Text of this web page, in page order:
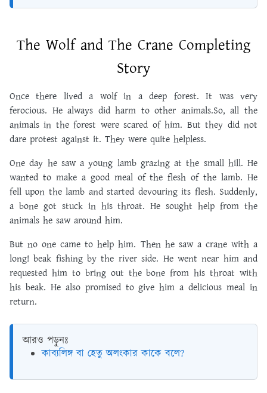
The Wolf and The Crane Completing
Story
Once there lived a wolf in a deep forest. It was very
ferocious. He always did harm to other animals.So, all the
animals in the forest were scared of him. But they did not
dare protest against it. They were quite helpless.
One day he saw a young lamb grazing at the small hill. He
wanted to make a good meal of the flesh of the lamb. He
fell upon the lamb and started devouring its flesh. Suddenly,
a bone got stuck in his throat. He sought help from the
animals he saw around him.
But no one came to help him. Then he saw a crane with a
long! beak fishing by the river side. He went near him and
requested him to bring out the bone from his throat with
his beak. He also promised to give him a delicious meal in
return.
আরও পড়ুনঃ
কাব্যলিঙ্গ বা হেতু অলংকার কাকে বলে?